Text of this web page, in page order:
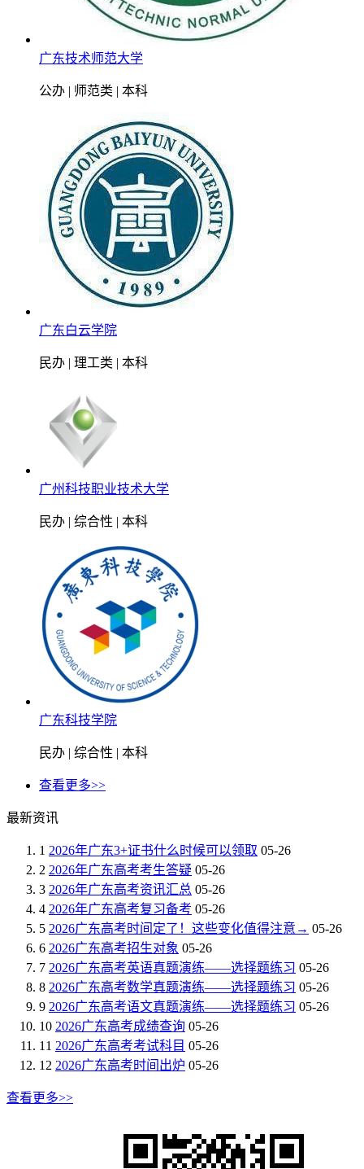
广东技术师范大学
公办 | 师范类 | 本科
广东白云学院
民办 | 理工类 | 本科
广州科技职业技术大学
民办 | 综合性 | 本科
广东科技学院
民办 | 综合性 | 本科
查看更多>>
最新资讯
1 2026年广东3+证书什么时候可以领取 05-26
2 2026年广东高考考生答疑 05-26
3 2026年广东高考资讯汇总 05-26
4 2026年广东高考复习备考 05-26
5 2026广东高考时间定了！这些变化值得注意→ 05-26
6 2026广东高考招生对象 05-26
7 2026广东高考英语真题演练——选择题练习 05-26
8 2026广东高考数学真题演练——选择题练习 05-26
9 2026广东高考语文真题演练——选择题练习 05-26
10 2026广东高考成绩查询 05-26
11 2026广东高考考试科目 05-26
12 2026广东高考时间出炉 05-26
查看更多>>